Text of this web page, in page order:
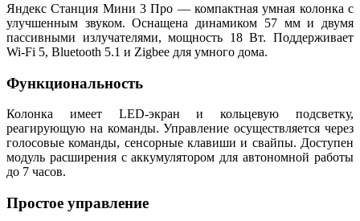
Яндекс Станция Мини 3 Про — компактная умная колонка с
улучшенным звуком. Оснащена динамиком 57 мм и двумя
пассивными излучателями, мощность 18 Вт. Поддерживает
Wi-Fi 5, Bluetooth 5.1 и Zigbee для умного дома.
Функциональность
Колонка имеет LED-экран и кольцевую подсветку,
реагирующую на команды. Управление осуществляется через
голосовые команды, сенсорные клавиши и свайпы. Доступен
модуль расширения с аккумулятором для автономной работы
до 7 часов.
Простое управление